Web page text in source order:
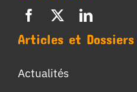
Articles et Dossiers
Actualités